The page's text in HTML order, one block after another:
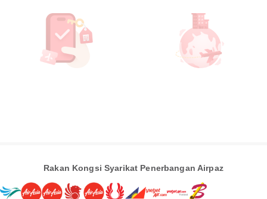
Rakan Kongsi Syarikat Penerbangan Airpaz